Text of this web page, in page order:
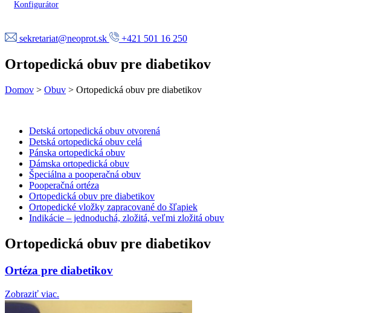
Konfigurátor
sekretariat@neoprot.sk +421 501 16 250
Ortopedická obuv pre diabetikov
Domov > Obuv > Ortopedická obuv pre diabetikov
Detská ortopedická obuv otvorená
Detská ortopedická obuv celá
Pánska ortopedická obuv
Dámska ortopedická obuv
Špeciálna a pooperačná obuv
Pooperačná ortéza
Ortopedická obuv pre diabetikov
Ortopedické vložky zapracované do šľapiek
Indikácie – jednoduchá, zložitá, veľmi zložitá obuv
Ortopedická obuv pre diabetikov
Ortéza pre diabetikov
Zobraziť viac.